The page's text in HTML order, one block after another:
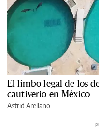
El limbo legal de los
cautiverio en México
Astrid Arellano